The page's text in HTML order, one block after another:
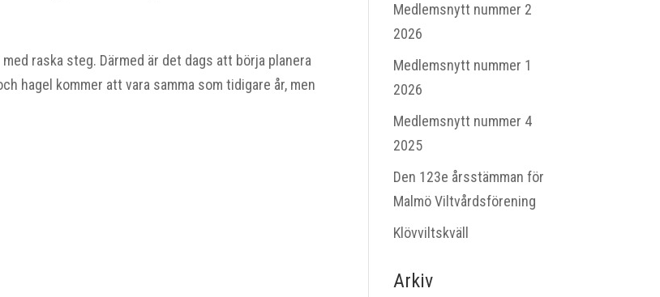
raska steg. Därmed är det dags att börja planera
hagel kommer att vara samma som tidigare år, men
Medlemsnytt nummer 2
2026
Medlemsnytt nummer 1
2026
Medlemsnytt nummer 4
2025
Den 123e årsstämman för
Malmö Viltvårdsförening
Klövviltskväll
Arkiv